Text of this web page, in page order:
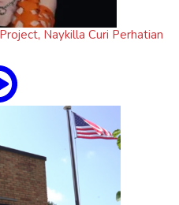
Naykilla Curi Perhatian